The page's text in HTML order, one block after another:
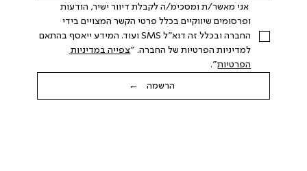
אני מאשר/ת ומסכימ/ה לקבלת דיוור ישיר, הודעות
החברה ובכלל זה דוא"ל SMS ועוד. המידע ייאסף בהתאם
למדיניות הפרטיות של החברה. "
צפייה במדיניות
הפרטיות".
הרשמה ←